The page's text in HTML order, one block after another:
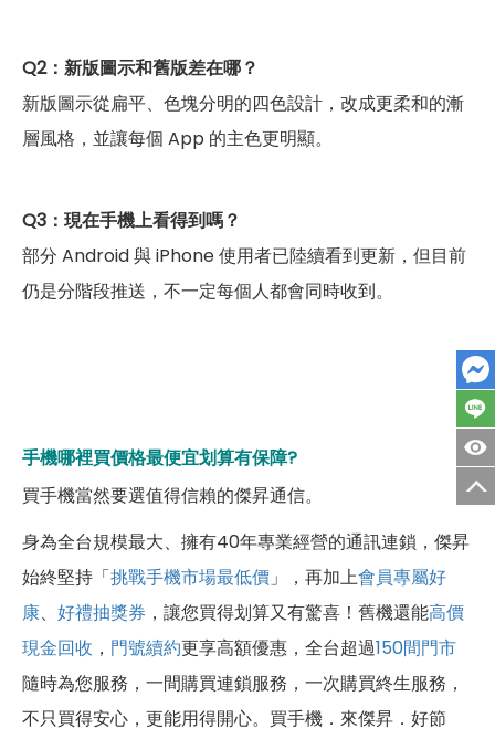
Q2：新版圖示和舊版差在哪？
新版圖示從扁平、色塊分明的四色設計，改成更柔和的漸
層風格，並讓每個 App 的主色更明顯。
Q3：現在手機上看得到嗎？
部分 Android 與 iPhone 使用者已陸續看到更新，但目前
仍是分階段推送，不一定每個人都會同時收到。
手機哪裡買價格最便宜划算有保障?
買手機當然要選值得信賴的傑昇通信。
身為全台規模最大、擁有40年專業經營的通訊連鎖，傑昇
始終堅持「挑戰手機市場最低價 」，再加上會員專屬好
康、 好禮抽獎券 ，讓您買得划算又有驚喜！舊機還能高價
現金回收 ， 門號續約更享高額優惠，全台超過150間門市
隨時為您服務，一間購買連鎖服務，一次購買終生服務，
不只買得安心，更能用得開心。買手機．來傑昇．好節